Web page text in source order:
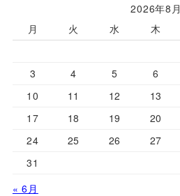
2026年8月
月
火 水 木
3
4 5 6
10
11 12 13
17
18 19 20
24
25 26 27
31
« 6月